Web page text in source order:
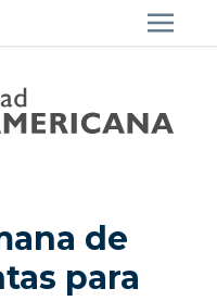
de
para